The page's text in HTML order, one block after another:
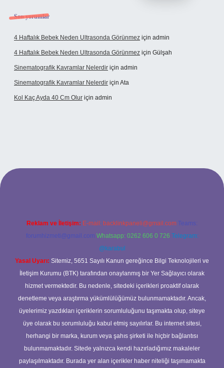
Son yorumlar
4 Haftalık Bebek Neden Ultrasonda Görünmez için admin
4 Haftalık Bebek Neden Ultrasonda Görünmez için Gülşah
Sinematografik Kavramlar Nelerdir için admin
Sinematografik Kavramlar Nelerdir için Ata
Kol Kaç Ayda 40 Cm Olur için admin
Reklam ve İletişim: E-mail: backlinkpaneli@gmail.com Teams:
forumhizmeti@gmail.com Whatsapp: 0262 606 0 726 Telegram:
@karabul
Yasal Uyarı: Sitemiz, 5651 Sayılı Kanun gereğince Bilgi Teknolojileri ve
İletişim Kurumu (BTK) tarafından onaylanmış bir Yer Sağlayıcı olarak
hizmet vermektedir. Bu nedenle, sitedeki içerikleri proaktif olarak
denetleme veya araştırma yükümlülüğümüz bulunmamaktadır. Ancak,
üyelerimiz yazdıkları içeriklerin sorumluluğunu taşımakta olup, siteye
üye olarak bu sorumluluğu kabul etmiş sayılırlar. Bu internet sitesi,
herhangi bir marka, kurum veya şahıs şirketi ile hiçbir bağlantısı
bulunmamaktadır. Sitede yalnızca kendi hazırladığımız makaleler
paylaşılmaktadır. Burada yer alan içerikler haber niteliği taşımamakta